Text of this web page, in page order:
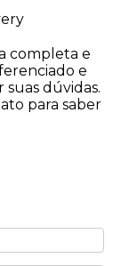
completa e
e
suas dúvidas.
para saber